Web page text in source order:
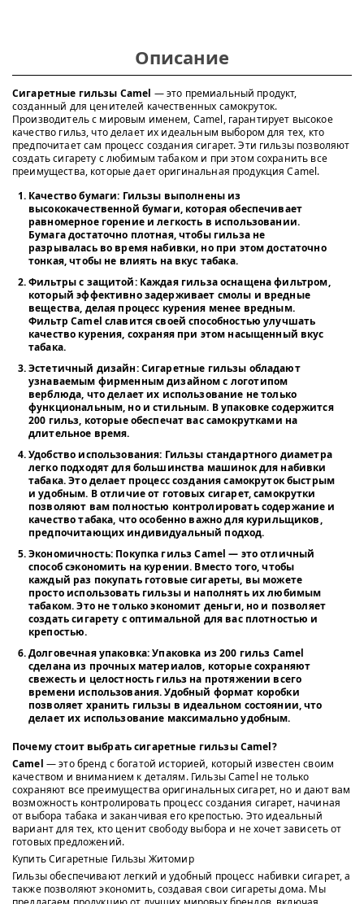
Описание
Сигаретные гильзы Camel — это премиальный продукт,
созданный для ценителей качественных самокруток.
Производитель с мировым именем, Camel, гарантирует высокое
качество гильз, что делает их идеальным выбором для тех, кто
предпочитает сам процесс создания сигарет. Эти гильзы позволяют
создать сигарету с любимым табаком и при этом сохранить все
преимущества, которые дает оригинальная продукция Camel.
Качество бумаги: Гильзы выполнены из
высококачественной бумаги, которая обеспечивает
равномерное горение и легкость в использовании.
Бумага достаточно плотная, чтобы гильза не
разрывалась во время набивки, но при этом достаточно
тонкая, чтобы не влиять на вкус табака.
Фильтры с защитой: Каждая гильза оснащена фильтром,
который эффективно задерживает смолы и вредные
вещества, делая процесс курения менее вредным.
Фильтр Camel славится своей способностью улучшать
качество курения, сохраняя при этом насыщенный вкус
табака.
Эстетичный дизайн: Сигаретные гильзы обладают
узнаваемым фирменным дизайном с логотипом
верблюда, что делает их использование не только
функциональным, но и стильным. В упаковке содержится
200 гильз, которые обеспечат вас самокрутками на
длительное время.
Удобство использования: Гильзы стандартного диаметра
легко подходят для большинства машинок для набивки
табака. Это делает процесс создания самокруток быстрым
и удобным. В отличие от готовых сигарет, самокрутки
позволяют вам полностью контролировать содержание и
качество табака, что особенно важно для курильщиков,
предпочитающих индивидуальный подход.
Экономичность: Покупка гильз Camel — это отличный
способ сэкономить на курении. Вместо того, чтобы
каждый раз покупать готовые сигареты, вы можете
просто использовать гильзы и наполнять их любимым
табаком. Это не только экономит деньги, но и позволяет
создать сигарету с оптимальной для вас плотностью и
крепостью.
Долговечная упаковка: Упаковка из 200 гильз Camel
сделана из прочных материалов, которые сохраняют
свежесть и целостность гильз на протяжении всего
времени использования. Удобный формат коробки
позволяет хранить гильзы в идеальном состоянии, что
делает их использование максимально удобным.
Почему стоит выбрать сигаретные гильзы Camel?
Camel — это бренд с богатой историей, который известен своим
качеством и вниманием к деталям. Гильзы Camel не только
сохраняют все преимущества оригинальных сигарет, но и дают вам
возможность контролировать процесс создания сигарет, начиная
от выбора табака и заканчивая его крепостью. Это идеальный
вариант для тех, кто ценит свободу выбора и не хочет зависеть от
готовых предложений.
Купить Сигаретные Гильзы Житомир
Гильзы обеспечивают легкий и удобный процесс набивки сигарет, а
также позволяют экономить, создавая свои сигареты дома. Мы